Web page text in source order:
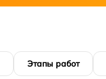
Этапы работ